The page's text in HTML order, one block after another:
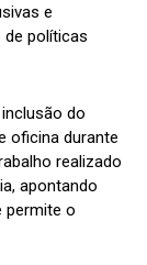
e
políticas
do
oficina durante
realizado
apontando
permite o